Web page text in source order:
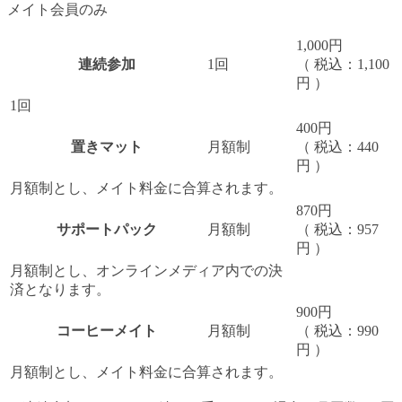
メイト会員のみ
連続参加 1回
1,000円
（ 税込：1,100
円 ）
1回
置きマット 月額制
400円
（ 税込：440
円 ）
月額制とし、メイト料金に合算されます。
サポートパック 月額制
870円
（ 税込：957
円 ）
月額制とし、オンラインメディア内での決
済となります。
コーヒーメイト 月額制
900円
（ 税込：990
円 ）
月額制とし、メイト料金に合算されます。